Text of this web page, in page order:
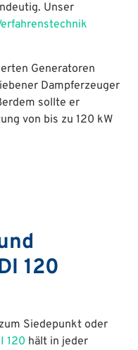
Unser
Generatoren
Dampferzeuger
sollte er
von bis zu 120 kW
120
Siedepunkt oder
120 hält in jeder